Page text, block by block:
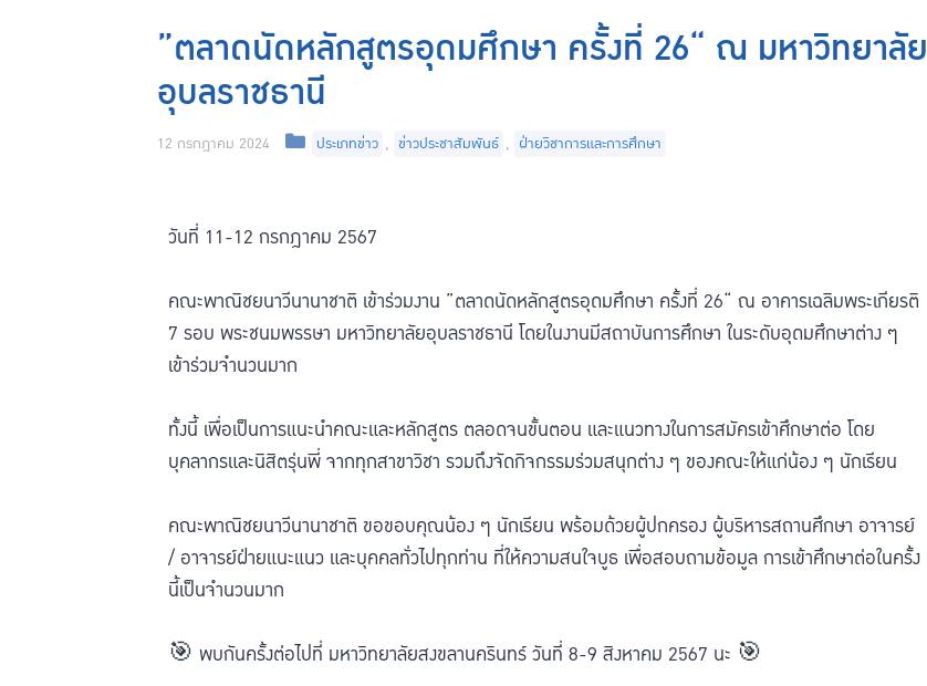
”ตลาดนัดหลักสูตรอุดมศึกษา ครั้งที่ 26“ ณ มหาวิทยาลัย
อุบลราชธานี
12 กรกฎาคม 2024 ประเภทข่าว , ข่าวประชาสัมพันธ์ , ฝ่ายวิชาการและการศึกษา
วันที่ 11-12 กรกฎาคม 2567
คณะพาณิชยนาวีนานาชาติ เข้าร่วมงาน ”ตลาดนัดหลักสูตรอุดมศึกษา ครั้งที่ 26“ ณ อาคารเฉลิมพระเกียรติ
7 รอบ พระชนมพรรษา มหาวิทยาลัยอุบลราชธานี โดยในงานมีสถาบันการศึกษา ในระดับอุดมศึกษาต่าง ๆ
เข้าร่วมจำนวนมาก
ทั้งนี้ เพื่อเป็นการแนะนำคณะและหลักสูตร ตลอดจนขั้นตอน และแนวทางในการสมัครเข้าศึกษาต่อ โดย
บุคลากรและนิสิตรุ่นพี่ จากทุกสาขาวิชา รวมถึงจัดกิจกรรมร่วมสนุกต่าง ๆ ของคณะให้แก่น้อง ๆ นักเรียน
คณะพาณิชยนาวีนานาชาติ ขอขอบคุณน้อง ๆ นักเรียน พร้อมด้วยผู้ปกครอง ผู้บริหารสถานศึกษา อาจารย์
/ อาจารย์ฝ่ายแนะแนว และบุคคลทั่วไปทุกท่าน ที่ให้ความสนใจบูธ เพื่อสอบถามข้อมูล การเข้าศึกษาต่อในครั้ง
นี้เป็นจำนวนมาก
🎯 พบกันครั้งต่อไปที่ มหาวิทยาลัยสงขลานครินทร์ วันที่ 8-9 สิงหาคม 2567 นะ 🎯